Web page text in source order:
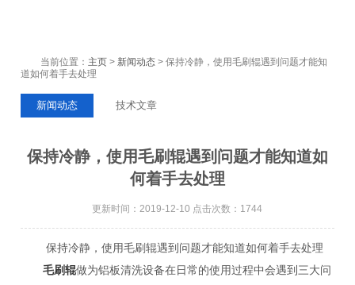
当前位置： 主页 > 新闻动态 > 保持冷静，使用毛刷辊遇到问题才能知
道如何着手去处理
新闻动态 技术文章
保持冷静，使用毛刷辊遇到问题才能知道如
何着手去处理
更新时间：2019-12-10 点击次数：1744
保持冷静，使用毛刷辊遇到问题才能知道如何着手去处理
毛刷辊做为铝板清洗设备在日常的使用过程中会遇到三大问